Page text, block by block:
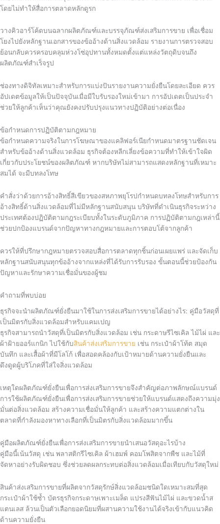
โดยไม่ทำให้สื่อการตลาดหลักดูรก
วางคิวอาร์โค้ดบนฉลากผลิตภัณฑ์และบรรจุภัณฑ์ส่งเสริมการขาย เพื่อเชื่อม
โยงไปยังหลักฐานเอกสารของข้ออ้างด้านสิ่งแวดล้อม รายงานการตรวจสอบ
ย้อนกลับควรครอบคลุมห่วงโซ่อุปทานทั้งหมดตั้งแต่แหล่งวัตถุดิบจนถึง
ผลิตภัณฑ์สำเร็จรูป
ช่องทางดิจิทัลเหมาะสำหรับการแบ่งปันรายงานความยั่งยืนโดยละเอียด ควร
อัปเดตข้อมูลให้เป็นปัจจุบันเมื่อมีใบรับรองใหม่เข้ามา การอัปเดตเป็นประจำ
ช่วยให้ลูกค้าเห็นว่าคุณยังคงปรับปรุงแนวทางปฏิบัติอย่างต่อเนื่อง
ข้อกำหนดการปฏิบัติตามกฎหมาย
ข้อกำหนดความจริงในการโฆษณาของแคลิฟอร์เนียกำหนดมาตรฐานชัดเจน
สำหรับข้ออ้างด้านสิ่งแวดล้อม ธุรกิจต้องหลีกเลี่ยงข้อความที่ทำให้เข้าใจผิด
เกี่ยวกับประโยชน์ของผลิตภัณฑ์ หากบริษัทไม่สามารถแสดงหลักฐานที่เหมาะ
สมได้ จะมีบทลงโทษ
คำสั่งว่าด้วยการอ้างสิทธิ์สีเขียวของสหภาพยุโรปกำหนดบทลงโทษสำหรับการ
อ้างสิทธิ์ด้านสิ่งแวดล้อมที่ไม่มีหลักฐานสนับสนุน บริษัทที่ดำเนินธุรกิจระหว่าง
ประเทศต้องปฏิบัติตามกฎระเบียบทั้งในระดับภูมิภาค การปฏิบัติตามกฎเหล่านี้
ช่วยปกป้องแบรนด์จากปัญหาทางกฎหมายและการตอบโต้จากลูกค้า
ควรให้ที่ปรึกษากฎหมายตรวจสอบสื่อการตลาดทุกชิ้นก่อนเผยแพร่ และจัดเก็บ
หลักฐานสนับสนุนทุกข้ออ้างจากแหล่งที่ได้รับการรับรอง ขั้นตอนนี้ช่วยป้องกัน
ปัญหาและรักษาความเชื่อมั่นของผู้ชม
คำถามที่พบบ่อย
ธุรกิจจะนำผลิตภัณฑ์ยั่งยืนมาใช้ในการส่งเสริมการขายได้อย่างไร: คู่มือวัสดุที่
เป็นมิตรกับสิ่งแวดล้อมสำหรับแคมเปญ
ธุรกิจสามารถนำวัสดุที่เป็นมิตรกับสิ่งแวดล้อม เช่น กระดาษรีไซเคิล ไม้ไผ่ และ
ผ้าฝ้ายออร์แกนิก ไปใช้กับสินค้าส่งเสริมการขาย เช่น กระเป๋าผ้าโท้ต สมุด
บันทึก และเสื้อผ้าที่มีโลโก้ เพื่อสอดคล้องกับเป้าหมายด้านความยั่งยืนและ
ดึงดูดผู้บริโภคที่ใส่ใจสิ่งแวดล้อม
เหตุใดผลิตภัณฑ์ยั่งยืนเพื่อการส่งเสริมการขายจึงสำคัญต่อภาพลักษณ์แบรนด์
การใช้ผลิตภัณฑ์ยั่งยืนเพื่อการส่งเสริมการขายช่วยให้แบรนด์แสดงถึงความมุ่ง
มั่นต่อสิ่งแวดล้อม สร้างความเชื่อมั่นให้ลูกค้า และสร้างความแตกต่างใน
ตลาดที่กำลังมองหาทางเลือกที่เป็นมิตรกับสิ่งแวดล้อมมากขึ้น
คู่มือผลิตภัณฑ์ยั่งยืนเพื่อการส่งเสริมการขายนำเสนอวัสดุอะไรบ้าง
คู่มือนี้เน้นวัสดุ เช่น พลาสติกรีไซเคิล ผ้าเฮมพ์ คอมโพสิตจากพืช และไม้ที่
จัดหาอย่างรับผิดชอบ ซึ่งช่วยลดผลกระทบต่อสิ่งแวดล้อมเมื่อเทียบกับวัสดุใหม่
สินค้าส่งเสริมการขายที่ผลิตจากวัสดุรักษ์สิ่งแวดล้อมชนิดใดเหมาะสมที่สุด
กระเป๋าผ้าใช้ซ้ำ บัตรธุรกิจกระดาษเพาะเมล็ด แปรงสีฟันไม้ไผ่ และขวดน้ำส
แตนเลส ล้วนเป็นตัวเลือกยอดนิยมที่ผสานความใช้งานได้จริงเข้ากับแนวคิด
ด้านความยั่งยืน